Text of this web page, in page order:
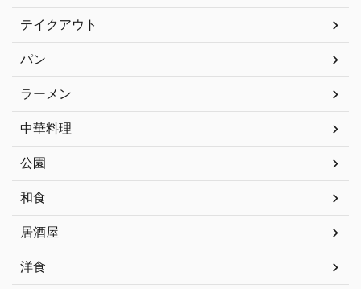
テイクアウト
パン
ラーメン
中華料理
公園
和食
居酒屋
洋食